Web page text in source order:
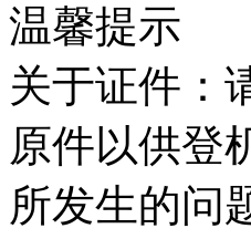
温馨提示
关于证件：
原件以供登
所发生的问